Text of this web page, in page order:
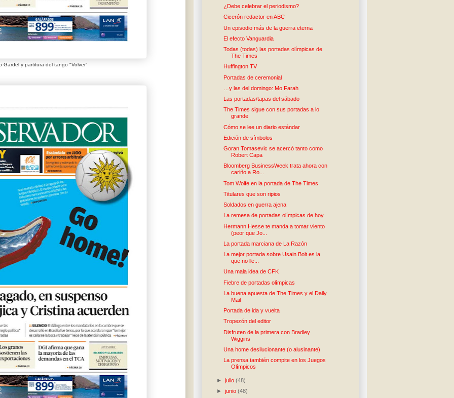
Gardel y partitura del tango "Volver"
¿Debe celebrar el periodismo?
Cicerón redactor en ABC
Un episodio más de la guerra eterna
El efecto Vanguardia
Todas (todas) las portadas olímpicas de
The Times
Huffington TV
Portadas de ceremonial
…y las del domingo: Mo Farah
Las portadas/tapas del sábado
The Times sigue con sus portadas a lo
grande
Cómo se lee un diario estándar
Edición de símbolos
Goran Tomasevic se acercó tanto como
Robert Capa
Bloomberg BusinessWeek trata ahora con
cariño a Ro...
Tom Wolfe en la portada de The Times
Titulares que son ripios
Soldados en guerra ajena
La remesa de portadas olímpicas de hoy
Hermann Hesse te manda a tomar viento
(peor que Jo...
La portada marciana de La Razón
La mejor portada sobre Usain Bolt es la
que no lle...
Una mala idea de CFK
Fiebre de portadas olímpicas
La buena apuesta de The Times y el Daily
Mail
Portada de ida y vuelta
Tropezón del editor
Disfruten de la primera con Bradley
Wiggins
Una home desilucionante (o alusinante)
La prensa también compite en los Juegos
Olímpicos
►julio(48)
►junio(48)